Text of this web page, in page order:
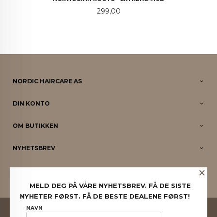
Pris
299,00
NORDIC HAIRCARE AS
DIN KONTO
OM BUTIKKEN
NYHETSBREV
PARTNERE
FRAKT
×
MELD DEG PÅ VÅRE NYHETSBREV. FÅ DE SISTE
NYHETER FØRST. FÅ DE BESTE DEALENE FØRST!
NAVN